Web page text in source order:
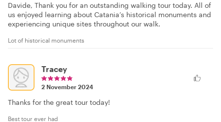
Davide, Thank you for an outstanding walking tour today. All of
us enjoyed learning about Catania’s historical monuments and
experiencing unique sites throughout our walk.
Lot of historical monuments
Tracey
2 November 2024
Thanks for the great tour today!
Best tour ever had